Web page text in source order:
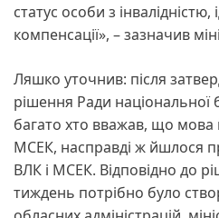
статус особи з інвалідністю,
компенсації», – зазначив
Ляшко уточнив: після
рішення Ради національної
багато хто вважав, що мова
МСЕК, насправді ж йшлося
ВЛК і МСЕК. Відповідно до
тиждень потрібно було